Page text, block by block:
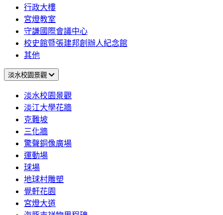
行政大樓
宮燈教室
守謙國際會議中心
校史館暨張建邦創辦人紀念館
其他
淡水校園景觀
淡水校園景觀
淡江大學花牆
克難坡
三化牆
驚聲銅像廣場
運動場
球場
地球村雕塑
覺軒花園
宮燈大道